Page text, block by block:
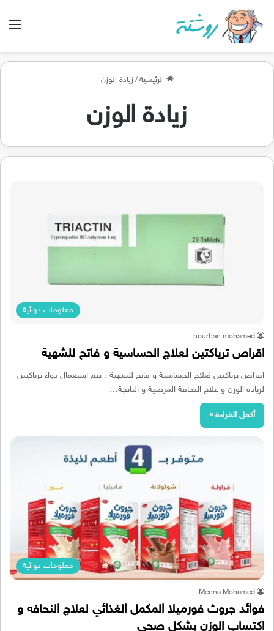
الرئيسية / زيادة الوزن
زيادة الوزن
معلومات دوائية
nourhan mohamed
اقراص ترياكتين لعلاج الحساسية و فاتح للشهية
اقراص ترياكتين لعلاج الحساسية و فاتح للشهية ، يتم استعمال دواء ترياكتين
لزيادة الوزن و علاج النحافة المرضية و الناتجة…
أكمل القراءة »
معلومات دوائية
Menna Mohamed
فوائد جروث فورميلا المكمل الغذائي لعلاج النحافه و
اكتساب الوزن بشكل صحي